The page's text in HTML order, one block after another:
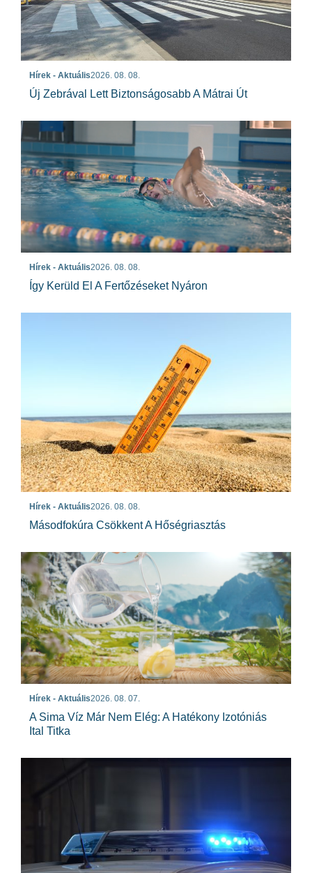
Hírek - Aktuális2026. 08. 08.
Új Zebrával Lett Biztonságosabb A Mátrai Út
Hírek - Aktuális2026. 08. 08.
Így Kerüld El A Fertőzéseket Nyáron
Hírek - Aktuális2026. 08. 08.
Másodfokúra Csökkent A Hőségriasztás
Hírek - Aktuális2026. 08. 07.
A Sima Víz Már Nem Elég: A Hatékony Izotóniás
Ital Titka